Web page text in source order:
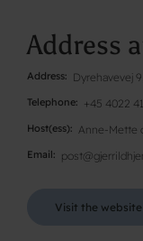
Address
Address Dyrehavevej
Telephone +45 4022
Host(ess) Anne-Mette
Email
Visit the website